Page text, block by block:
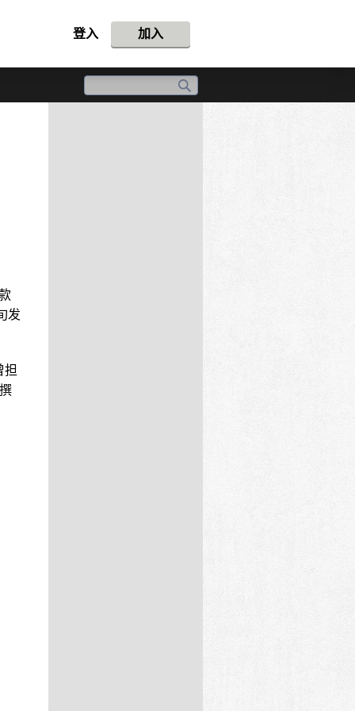
登入 加入
发
担